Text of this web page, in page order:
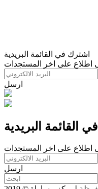
اشترك في القائمة البريدية
اطلاع على اخر المستجدات
ارسل
القائمة البريدية
اطلاع على اخر المستجدات
ارسل